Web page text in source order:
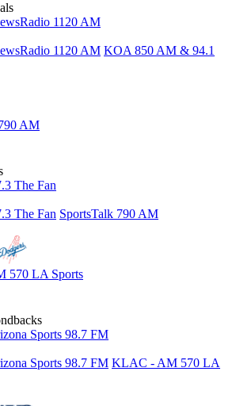
1120 AM
1120 AM KOA 850 AM & 94.1
AM
The Fan
The Fan SportsTalk 790 AM
570 LA Sports
Sports 98.7 FM
Sports 98.7 FM KLAC - AM 570 LA